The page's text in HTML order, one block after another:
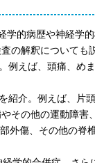
的病歴や神経学
の解釈についても
例えば、頭痛、め
紹介。例えば、片
その他の運動障害
外傷、その他の脊